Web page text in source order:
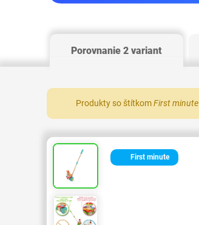
Porovnanie 2 variant
Produkty so štítkomFirst minute
First minute